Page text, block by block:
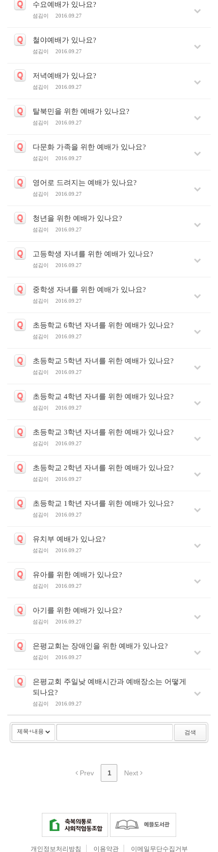
Q 수요예배가 있나요?
섬김이 2016.09.27
Q 철야예배가 있나요?
섬김이 2016.09.27
Q 저녁예배가 있나요?
섬김이 2016.09.27
Q 탈북민을 위한 예배가 있나요?
섬김이 2016.09.27
Q 다문화 가족을 위한 예배가 있나요?
섬김이 2016.09.27
Q 영어로 드려지는 예배가 있나요?
섬김이 2016.09.27
Q 청년을 위한 예배가 있나요?
섬김이 2016.09.27
Q 고등학생 자녀를 위한 예배가 있나요?
섬김이 2016.09.27
Q 중학생 자녀를 위한 예배가 있나요?
섬김이 2016.09.27
Q 초등학교 6학년 자녀를 위한 예배가 있나요?
섬김이 2016.09.27
Q 초등학교 5학년 자녀를 위한 예배가 있나요?
섬김이 2016.09.27
Q 초등학교 4학년 자녀를 위한 예배가 있나요?
섬김이 2016.09.27
Q 초등학교 3학년 자녀를 위한 예배가 있나요?
섬김이 2016.09.27
Q 초등학교 2학년 자녀를 위한 예배가 있나요?
섬김이 2016.09.27
Q 초등학교 1학년 자녀를 위한 예배가 있나요?
섬김이 2016.09.27
Q 유치부 예배가 있나요?
섬김이 2016.09.27
Q 유아를 위한 예배가 있나요?
섬김이 2016.09.27
Q 아기를 위한 예배가 있나요?
섬김이 2016.09.27
Q 은평교회는 장애인을 위한 예배가 있나요?
섬김이 2016.09.27
Q
은평교회 주일낮 예배시간과 예배장소는 어떻게
되나요?
섬김이 2016.09.27
검색
Prev 1 Next
개인정보처리방침 이용약관 이메일무단수집거부